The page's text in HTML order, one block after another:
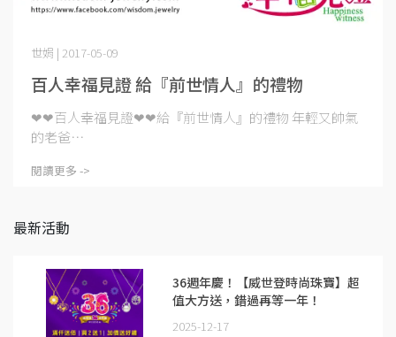
百人幸福見證 給『前世情人』的禮物
世娟 | 2017-05-09
❤❤百人幸福見證❤❤給『前世情人』的禮物 年輕又帥氣
的老爸⋯
閱讀更多 ->
最新活動
36週年慶！【威世登時尚珠寶】超
值大方送，錯過再等一年！
2025-12-17